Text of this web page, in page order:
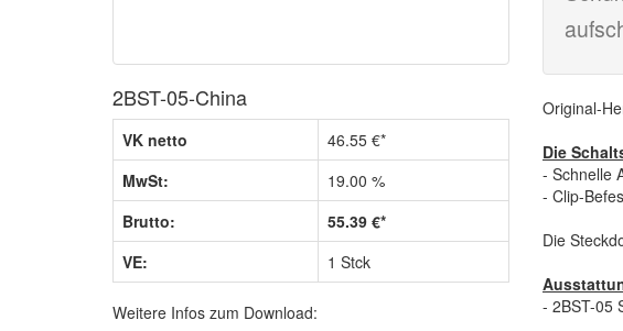
2BST-05-China
VK netto
46.55 €*
MwSt:
19.00 %
Brutto:
55.39 €*
VE:
1 Stck
Weitere Infos zum Download:
Original-
Die
- Schnelle
- Clip-
Die
- 2BST-05